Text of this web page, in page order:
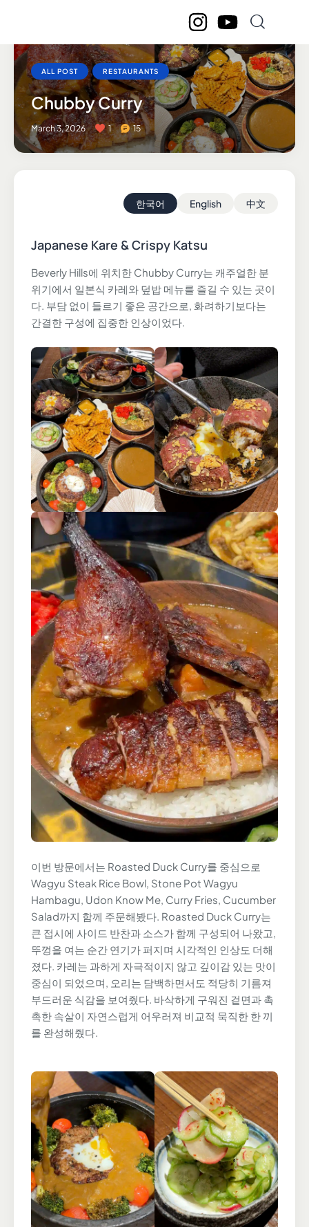
ALL POST RESTAURANTS
Chubby Curry
March 3, 2026 1 15
한국어 English 中文
Japanese Kare & Crispy Katsu
Beverly Hills에 위치한 Chubby Curry는 캐주얼한 분
위기에서 일본식 카레와 덮밥 메뉴를 즐길 수 있는 곳이
다. 부담 없이 들르기 좋은 공간으로, 화려하기보다는
간결한 구성에 집중한 인상이었다.
이번 방문에서는 Roasted Duck Curry를 중심으로
Wagyu Steak Rice Bowl, Stone Pot Wagyu
Hambagu, Udon Know Me, Curry Fries, Cucumber
Salad까지 함께 주문해봤다. Roasted Duck Curry는
큰 접시에 사이드 반찬과 소스가 함께 구성되어 나왔고,
뚜껑을 여는 순간 연기가 퍼지며 시각적인 인상도 더해
졌다. 카레는 과하게 자극적이지 않고 깊이감 있는 맛이
중심이 되었으며, 오리는 담백하면서도 적당히 기름져
부드러운 식감을 보여줬다. 바삭하게 구워진 겉면과 촉
촉한 속살이 자연스럽게 어우러져 비교적 묵직한 한 끼
를 완성해줬다.